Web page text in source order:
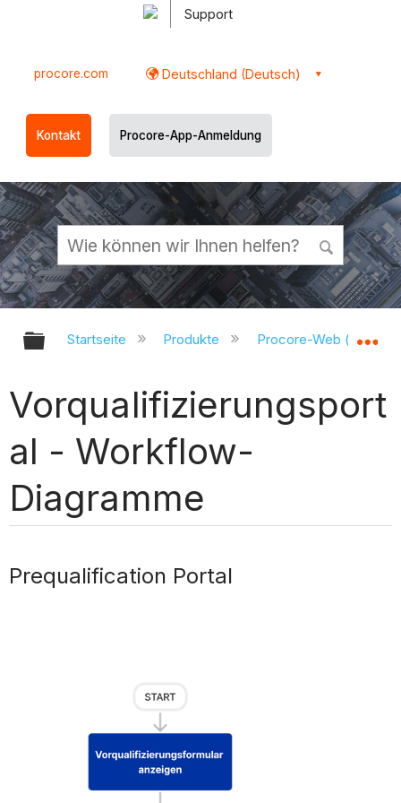
Support
procore.com Deutschland (Deutsch)
Kontakt Procore-App-Anmeldung
Globale Hierarchie auf- und
Startseite Produkte Procore-Web
Vorqualifizierungsport
al - Workflow-
Diagramme
Prequalification Portal